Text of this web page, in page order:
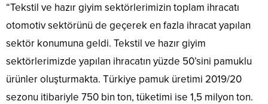
“Tekstil ve hazır giyim sektörlerimizin toplam ihracatı
otomotiv sektörünü de geçerek en fazla ihracat yapılan
sektör konumuna geldi. Tekstil ve hazır giyim
sektörlerimizde yapılan ihracatın yüzde 50’sini pamuklu
ürünler oluşturmakta. Türkiye pamuk üretimi 2019/20
sezonu itibariyle 750 bin ton, tüketimi ise 1,5 milyon ton.